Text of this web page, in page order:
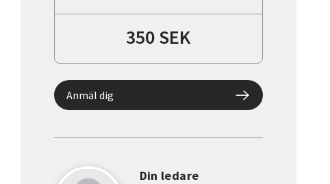
350 SEK
Anmäl dig
Din ledare